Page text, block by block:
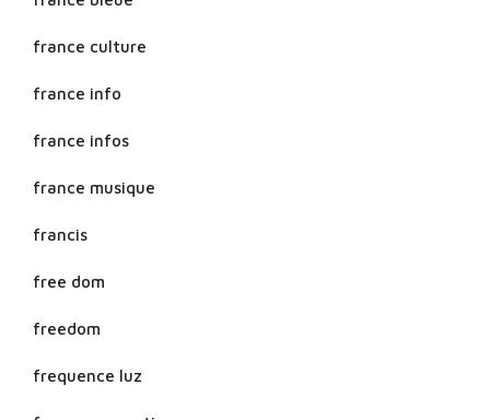
france culture
france info
france infos
france musique
francis
free dom
freedom
frequence luz